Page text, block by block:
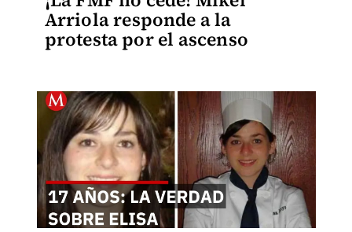
Arriola responde a la
protesta por el ascenso